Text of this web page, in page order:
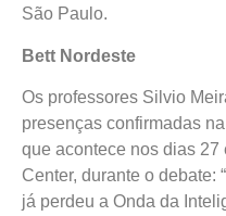
São Paulo.
Bett Nordeste
Os professores Silvio
presenças confirmadas
que acontece nos dias
Center, durante o debate:
já perdeu a Onda da